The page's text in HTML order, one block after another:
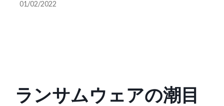
01/02/2022
ランサムウェアの潮目